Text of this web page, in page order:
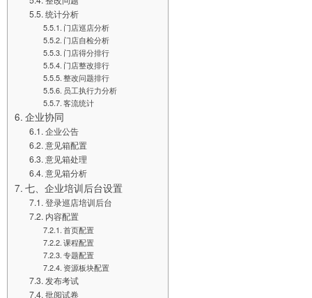
统计分析
门店巡店分析
门店自检分析
门店得分排行
门店整改排行
整改问题排行
员工执行力分析
客流统计
企业协同
企业公告
意见箱配置
意见箱处理
意见箱分析
七、企业培训后台设置
登录巡店培训后台
内容配置
首页配置
课程配置
专题配置
资源板块配置
发布考试
批阅试卷